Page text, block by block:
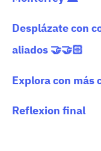
Desplázate con
aliados 🤝🤝🏻
Explora con más
Reflexion final